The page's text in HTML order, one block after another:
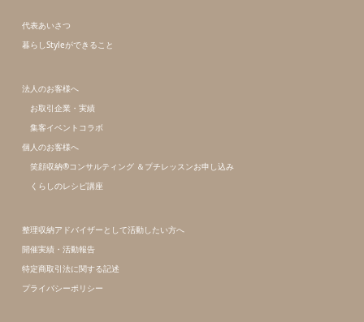
代表あいさつ
暮らしStyleができること
法人のお客様へ
お取引企業・実績
集客イベントコラボ
個人のお客様へ
笑顔収納®コンサルティング ＆プチレッスンお申し込み
くらしのレシピ講座
整理収納アドバイザーとして活動したい方へ
開催実績・活動報告
特定商取引法に関する記述
プライバシーポリシー